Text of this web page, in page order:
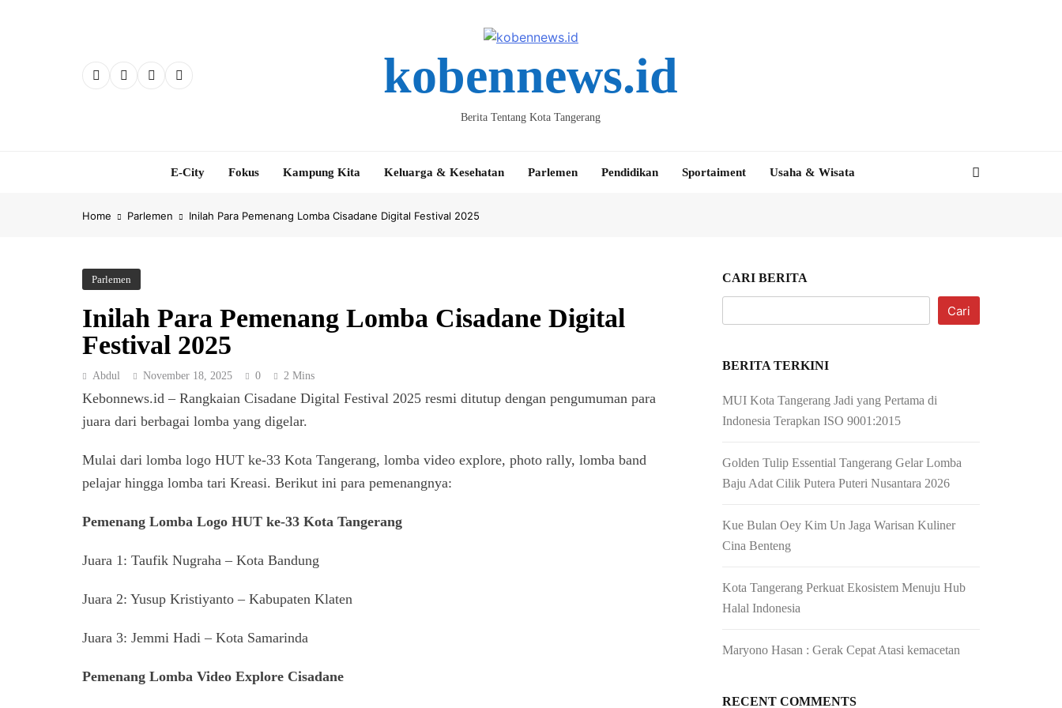
kobennews.id
Berita Tentang Kota Tangerang
E-City Fokus Kampung Kita Keluarga & Kesehatan Parlemen Pendidikan Sportaiment Usaha & Wisata
Home Parlemen Inilah Para Pemenang Lomba Cisadane Digital Festival 2025
Parlemen
Inilah Para Pemenang Lomba Cisadane Digital
Festival 2025
Abdul November 18, 2025 0 2 Mins
Kebonnews.id – Rangkaian Cisadane Digital Festival 2025 resmi ditutup dengan pengumuman para
juara dari berbagai lomba yang digelar.
Mulai dari lomba logo HUT ke-33 Kota Tangerang, lomba video explore, photo rally, lomba band
pelajar hingga lomba tari Kreasi. Berikut ini para pemenangnya:
Pemenang Lomba Logo HUT ke-33 Kota Tangerang
Juara 1: Taufik Nugraha – Kota Bandung
Juara 2: Yusup Kristiyanto – Kabupaten Klaten
Juara 3: Jemmi Hadi – Kota Samarinda
Pemenang Lomba Video Explore Cisadane
CARI BERITA
Cari
BERITA TERKINI
MUI Kota Tangerang Jadi yang Pertama di
Indonesia Terapkan ISO 9001:2015
Golden Tulip Essential Tangerang Gelar Lomba
Baju Adat Cilik Putera Puteri Nusantara 2026
Kue Bulan Oey Kim Un Jaga Warisan Kuliner
Cina Benteng
Kota Tangerang Perkuat Ekosistem Menuju Hub
Halal Indonesia
Maryono Hasan : Gerak Cepat Atasi kemacetan
RECENT COMMENTS